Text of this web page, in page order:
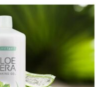
terméknek
több
variációja
van.
változatok
a
termékoldalon
választhatók